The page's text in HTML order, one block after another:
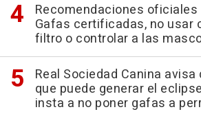
Recomendaciones
Gafas certificadas, no usar
filtro o controlar a las
Real Sociedad Canina
que puede generar el
insta a no poner gafas a